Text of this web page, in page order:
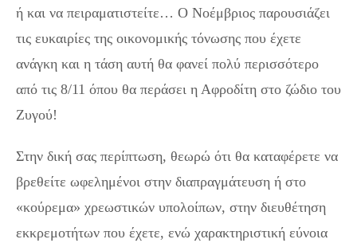
ή και να πειραματιστείτε… Ο Νοέμβριος παρουσιάζει
τις ευκαιρίες της οικονομικής τόνωσης που έχετε
ανάγκη και η τάση αυτή θα φανεί πολύ περισσότερο
από τις 8/11 όπου θα περάσει η Αφροδίτη στο ζώδιο του
Ζυγού!
Στην δική σας περίπτωση, θεωρώ ότι θα καταφέρετε να
βρεθείτε ωφελημένοι στην διαπραγμάτευση ή στο
«κούρεμα» χρεωστικών υπολοίπων, στην διευθέτηση
εκκρεμοτήτων που έχετε, ενώ χαρακτηριστική εύνοια